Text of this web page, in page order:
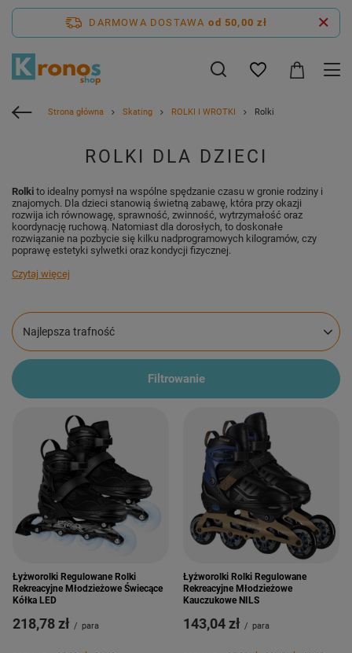
DARMOWA DOSTAWA od 50,00 zł
Strona główna Skating ROLKI I WROTKI Rolki
ROLKI DLA DZIECI
Rolki to idealny pomysł na wspólne spędzanie czasu w gronie rodziny i
znajomych. Dla dzieci stanowią świetną zabawę, która przy okazji
rozwija ich równowagę, sprawność, zwinność, wytrzymałość oraz
koordynację ruchową. Natomiast dla dorosłych, to doskonałe
rozwiązanie na pozbycie się kilku nadprogramowych kilogramów, czy
poprawę estetyki sylwetki oraz kondycji fizycznej.
Czytaj więcej
Zmień sortowanie
Najlepsza trafność
Filtrowanie
Łyżworolki Regulowane Rolki
Rekreacyjne Młodzieżowe Świecące
Kółka LED
218,78 zł / para
Łyżworolki Rolki Regulowane
Rekreacyjne Młodzieżowe
Kauczukowe NILS
143,04 zł / para